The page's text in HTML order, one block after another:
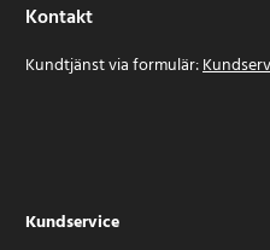
Kontakt
Kundtjänst via formulär:
Kundservice